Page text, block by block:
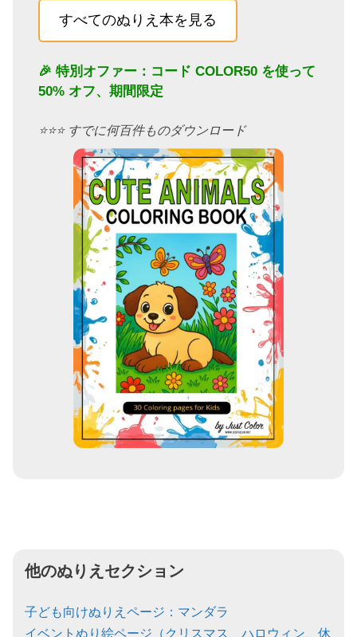
すべてのぬりえ本を見る
🎉 特別オファー：コード COLOR50 を使って
50% オフ、期間限定
⭐️⭐️⭐️ すでに何百件ものダウンロード
他のぬりえセクション
子ども向けぬりえページ：マンダラ
イベントぬり絵ページ（クリスマス、ハロウィン、休